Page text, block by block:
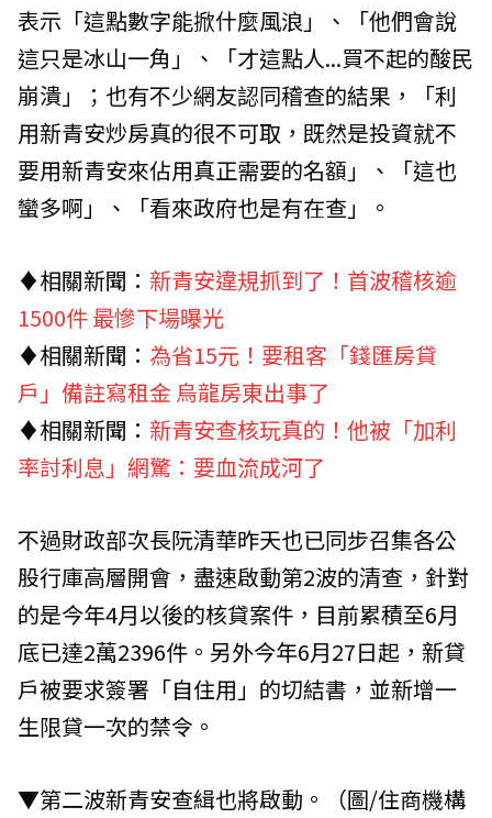
表示「這點數字能掀什麼風浪」、「他們會說
這只是冰山一角」、「才這點人...買不起的酸民
崩潰」；也有不少網友認同稽查的結果，「利
用新青安炒房真的很不可取，既然是投資就不
要用新青安來佔用真正需要的名額」、「這也
蠻多啊」、「看來政府也是有在查」。
♦相關新聞： 新青安違規抓到了！首波稽核逾
1500件 最慘下場曝光
♦相關新聞： 為省15元！要租客「錢匯房貸
戶」備註寫租金 烏龍房東出事了
♦相關新聞： 新青安查核玩真的！他被「加利
率討利息」網驚：要血流成河了
不過財政部次長阮清華昨天也已同步召集各公
股行庫高層開會，盡速啟動第2波的清查，針對
的是今年4月以後的核貸案件，目前累積至6月
底已達2萬2396件。另外今年6月27日起，新貸
戶被要求簽署「自住用」的切結書，並新增一
生限貸一次的禁令。
▼第二波新青安查緝也將啟動。（圖/住商機構